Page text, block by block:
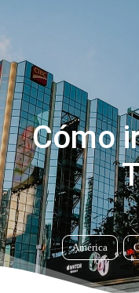
América
Cómo